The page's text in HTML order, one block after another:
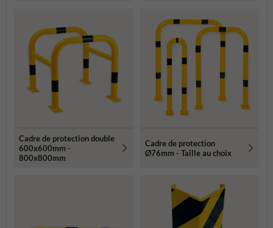
Cadre de protection double
600x600mm -
800x800mm
Cadre de protection
Ø76mm - Taille au choix